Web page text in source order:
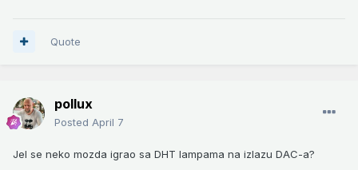
Quote
pollux
Posted April 7
Jel se neko mozda igrao sa DHT lampama na izlazu DAC-a?